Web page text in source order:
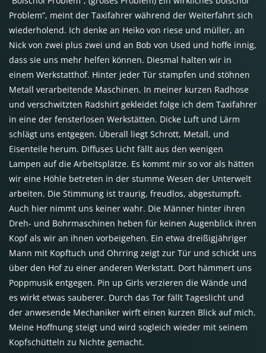
Problem”, meint der Taxifahrer während der Weiterfahrt sich
wiederholend. Ich denke an Heiko von riese und müller, an
Nick von zwei plus zwei und an Bob von Used und hoffe innig,
dass sie uns mehr helfen können. Diesmal halten wir in
einem Werkstatthof. Hinter jeder Tür stampfen und stöhnen
Metall verarbeitende Maschinen. In meiner kurzen Radhose
und verschwitzten Radshirt gekleidet folge ich dem Taxifahrer
in eine der fensterlosen Werkstätten. Dicke Luft und Lärm
schlägt uns entgegen. Überall liegt Schrott, Metall, und
Eisenteile herum. Diffuses Licht fällt aus den wenigen
Lampen auf die Arbeitsplätze. Es kommt mir so vor als hätten
wir eine Höhle betreten in der stumme Wesen der Unterwelt
arbeiten. Die Stimmung ist traurig, freudlos, abgestumpft.
Auch hier nimmt uns keiner wahr. Die Männer hinter ihren
Dreh- und Bohrmaschinen heben für keinen Augenblick ihren
Kopf als wir an ihnen vorbeigehen. Ein etwa dreißigjähriger
Mann mit Kopftuch und Ohrring zeigt zur Tür und schickt uns
über den Hof zu einer anderen Werkstatt. Dort hämmert uns
Poppmusik entgegen. Pin up Girls verzieren die Wände und
es wirkt etwas sauberer. Durch das Tor fällt Tageslicht und
der anwesende Mechaniker wirft einen kurzen Blick auf mich.
Meine Hoffnung steigt und wird sogleich wieder mit seinem
Kopfschütteln zu Nichte gemacht.